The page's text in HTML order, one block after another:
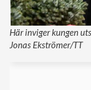
Här inviger kungen
Jonas Ekströmer/TT